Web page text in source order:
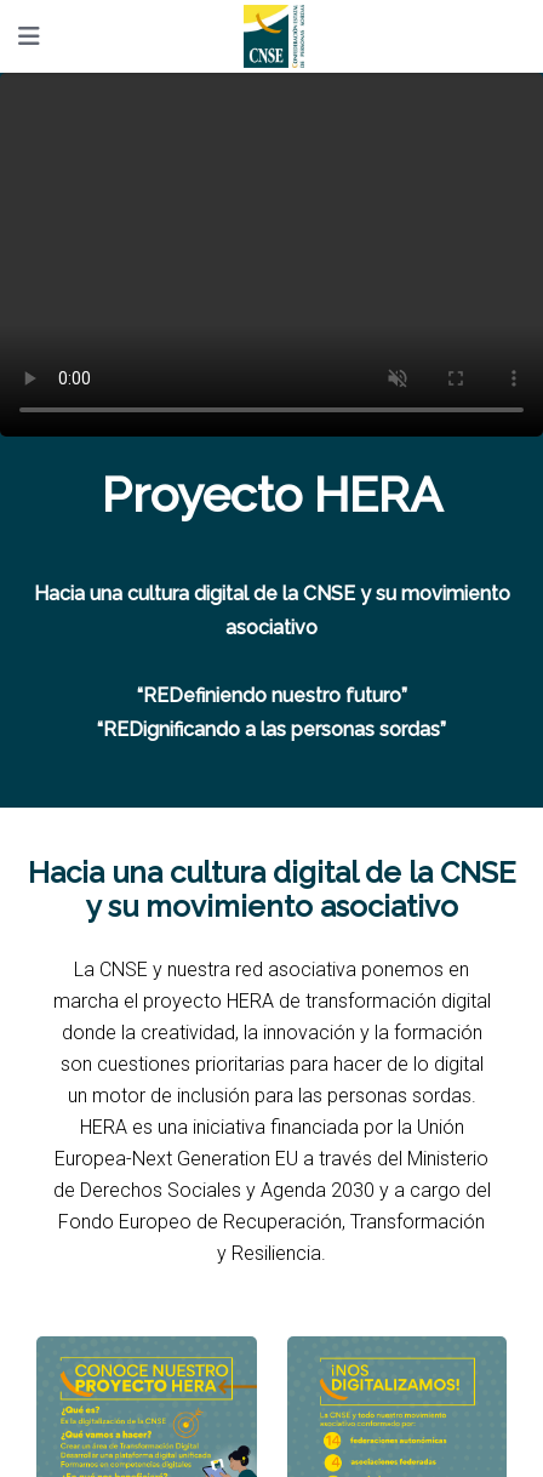
Proyecto HERA
Hacia una cultura digital de la CNSE y su movimiento
asociativo
“REDefiniendo nuestro futuro”
“REDignificando a las personas sordas”
Hacia una cultura digital de la CNSE
y su movimiento asociativo
La CNSE y nuestra red asociativa ponemos en
marcha el proyecto HERA de transformación digital
donde la creatividad, la innovación y la formación
son cuestiones prioritarias para hacer de lo digital
un motor de inclusión para las personas sordas.
HERA es una iniciativa financiada por la Unión
Europea-Next Generation EU a través del Ministerio
de Derechos Sociales y Agenda 2030 y a cargo del
Fondo Europeo de Recuperación, Transformación
y Resiliencia.